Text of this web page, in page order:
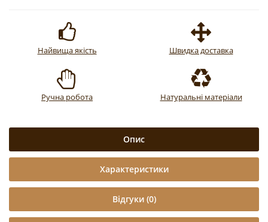
Найвища якість Швидка доставка
Ручна робота Натуральні матеріали
Опис
Характеристики
Відгуки (0)